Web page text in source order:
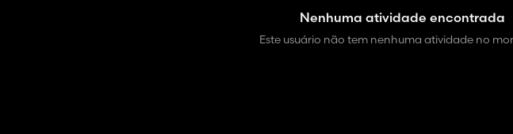
Nenhuma atividade encontrada
Este usuário não tem nenhuma atividade no